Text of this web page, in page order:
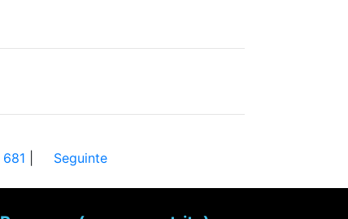
681 Seguinte